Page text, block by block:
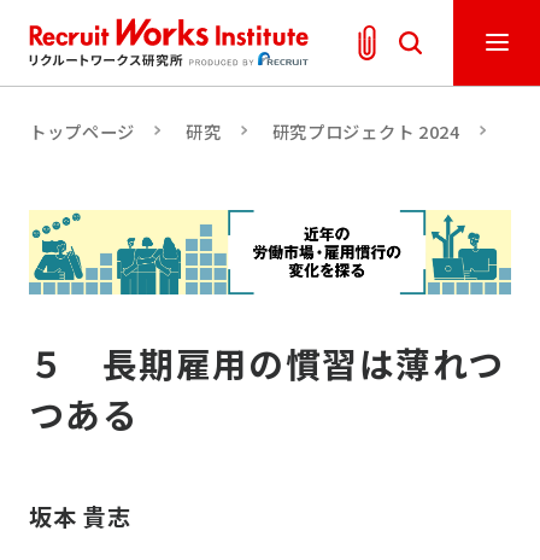
トップページ 研究 研究プロジェクト 2024
５ 長期雇用の慣習は薄れつ
つある
坂本 貴志